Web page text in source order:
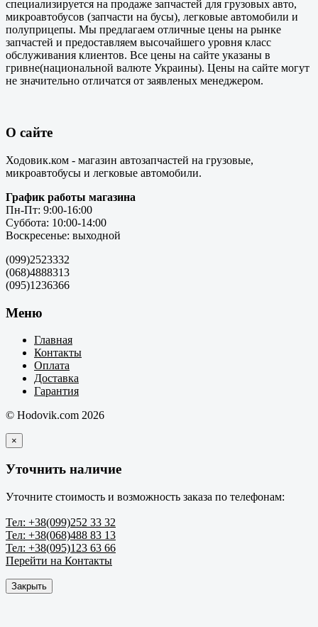
специализируется на продаже запчастей для грузовых авто,
микроавтобусов (запчасти на бусы), легковые автомобили и
полуприцепы. Мы предлагаем отличные цены на рынке
запчастей и предоставляем высочайшего уровня класс
обслуживания клиентов. Все цены на сайте указаны в
гривне(национальной валюте Украины). Цены на сайте могут
не значительно отличатся от заявленых менеджером.
О сайте
Ходовик.ком - магазин автозапчастей на грузовые,
микроавтобусы и легковые автомобили.
График работы магазина
Пн-Пт: 9:00-16:00
Суббота: 10:00-14:00
Воскресенье: выходной
(099)2523332
(068)4888313
(095)1236366
Меню
Главная
Контакты
Оплата
Доставка
Гарантия
© Hodovik.com 2026
×
Уточнить наличие
Уточните стоимость и возможность заказа по телефонам:
Тел: +38(099)252 33 32
Тел: +38(068)488 83 13
Тел: +38(095)123 63 66
Перейти на Контакты
Закрыть